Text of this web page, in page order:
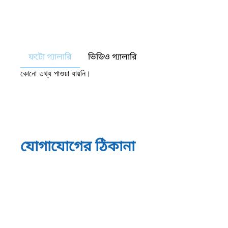
ফটো গ্যালারি ভিডিও গ্যালারি
কোনো তথ্য পাওয়া যায়নি।
যোগাযোগের ঠিকানা